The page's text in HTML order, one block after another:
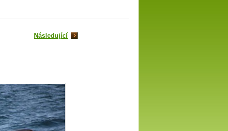
Následující